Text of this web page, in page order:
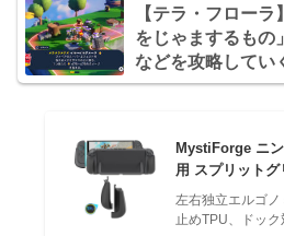
【テラ・フロー
をじゃまするもの
などを攻略してい
ャラクシーバトル
MystiForge ニ
用 スプリットグ
左右独立エルゴ
止めTPU、ドッ